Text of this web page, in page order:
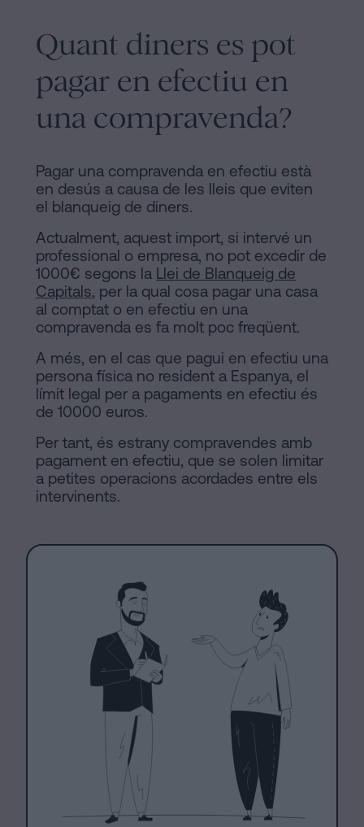
Quant diners es pot
pagar en efectiu en
una compravenda?
Pagar una compravenda en efectiu està
en desús a causa de les lleis que eviten
el blanqueig de diners.
Actualment, aquest import, si intervé un
professional o empresa, no pot excedir de
1000€ segons la Llei de Blanqueig de
Capitals, per la qual cosa pagar una casa
al comptat o en efectiu en una
compravenda es fa molt poc freqüent.
A més, en el cas que pagui en efectiu una
persona física no resident a Espanya, el
límit legal per a pagaments en efectiu és
de 10000 euros.
Per tant, és estrany compravendes amb
pagament en efectiu, que se solen limitar
a petites operacions acordades entre els
intervinents.